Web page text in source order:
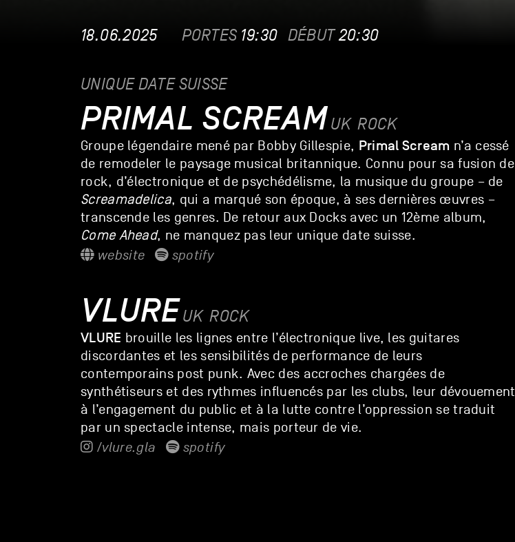
18.06.2025 PORTES 19:30 DÉBUT 20:30
UNIQUE DATE SUISSE
PRIMAL SCREAMUK ROCK
Groupe légendaire mené par Bobby Gillespie, Primal Scream n’a cessé
de remodeler le paysage musical britannique. Connu pour sa fusion de
rock, d’électronique et de psychédélisme, la musique du groupe – de
Screamadelica, qui a marqué son époque, à ses dernières œuvres –
transcende les genres. De retour aux Docks avec un 12ème album,
Come Ahead, ne manquez pas leur unique date suisse.
website
spotify
VLUREUK ROCK
VLURE brouille les lignes entre l’électronique live, les guitares
discordantes et les sensibilités de performance de leurs
contemporains post punk. Avec des accroches chargées de
synthétiseurs et des rythmes influencés par les clubs, leur dévouement
à l’engagement du public et à la lutte contre l’oppression se traduit
par un spectacle intense, mais porteur de vie.
/vlure.gla
spotify